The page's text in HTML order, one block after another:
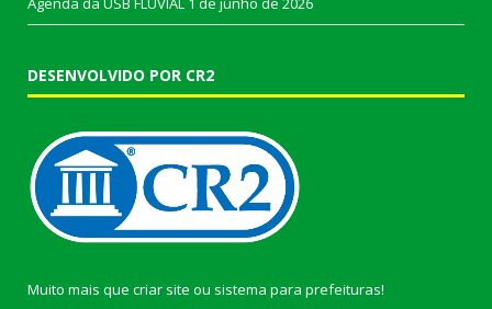
DESENVOLVIDO POR CR2
Muito mais que criar site ou sistema para prefeituras!